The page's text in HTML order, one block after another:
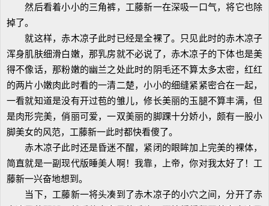
然后看着小小的三角裤，工藤新一在深吸一口气，将它也除
掉了。
就这样，赤木凉子此时已经是全裸了。只见此时的赤木凉子
浑身肌肤细滑白嫩，那乳房就不必说了，赤木凉子的下体也是美
得不像话，那粉嫩的幽兰之处此时的阴毛还不算太多太密，红红
的两片小嫩肉此时看的一清二楚，小小的细缝紧紧密合在一起，
一看就知道是没有开过苞的雏儿，修长美丽的玉腿不算丰满，但
是肉形完美，俏丽可爱，一双美丽的脚踝十分娇小，颇有一股小
脚美女的风范，工藤新一此时都快看傻了。
赤木凉子此时还是昏迷不醒，紧闭的眼眸加上完美的裸体，
简直就是一副现代版睡美人啊！我靠，上帝，你对我太好了！工
藤新一兴奋地想到。
当下，工藤新一将头凑到了赤木凉子的小穴之间，分开了赤